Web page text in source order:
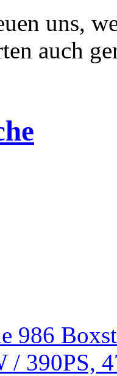
uns,
auch
986
/ 390PS,